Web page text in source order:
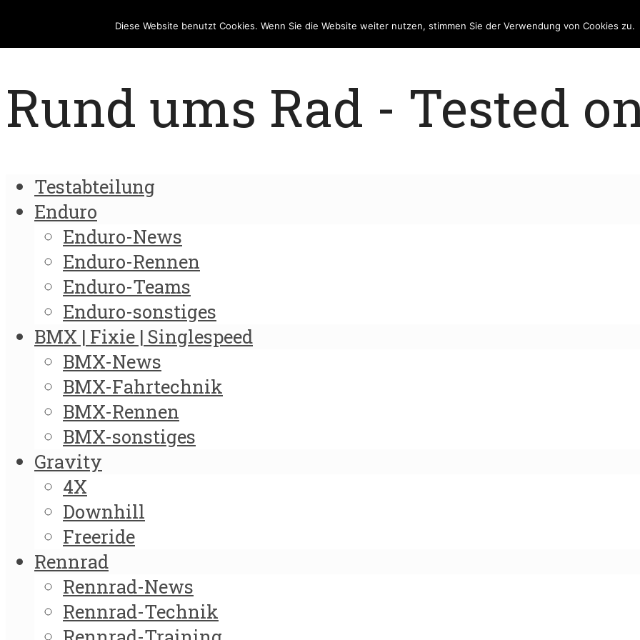
Rund ums Rad - Tested
Testabteilung
Enduro
Enduro-News
Enduro-Rennen
Enduro-Teams
Enduro-sonstiges
BMX | Fixie | Singlespeed
BMX-News
BMX-Fahrtechnik
BMX-Rennen
BMX-sonstiges
Gravity
4X
Downhill
Freeride
Rennrad
Rennrad-News
Rennrad-Technik
Diese Website benutzt Cookies. Wenn Sie die Website weiter nutzen, stimmen Sie der Verwendung von Cookies zu.